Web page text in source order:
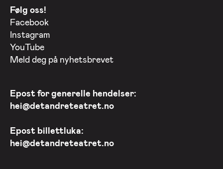
Følg oss!
Facebook
Instagram
YouTube
Meld deg på nyhetsbrevet
Epost for generelle hendelser:
hei@detandreteatret.no
Epost billettluka:
hei@detandreteatret.no